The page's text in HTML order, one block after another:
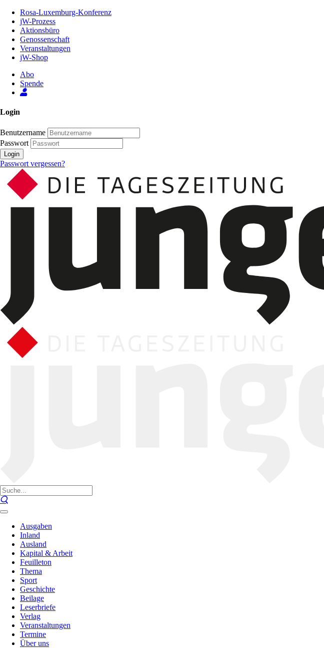
Inhalt
Seite
Rosa-Luxemburg-Konferenz
jW-Prozess
Aktionsbüro
Genossenschaft
Veranstaltungen
jW-Shop
Abo
Spende
Login
Benutzername
Passwort
Login
Passwort vergessen?
Ausgaben
Inland
Ausland
Kapital & Arbeit
Feuilleton
Thema
Sport
Geschichte
Beilage
Leserbriefe
Verlag
Veranstaltungen
Termine
Über uns